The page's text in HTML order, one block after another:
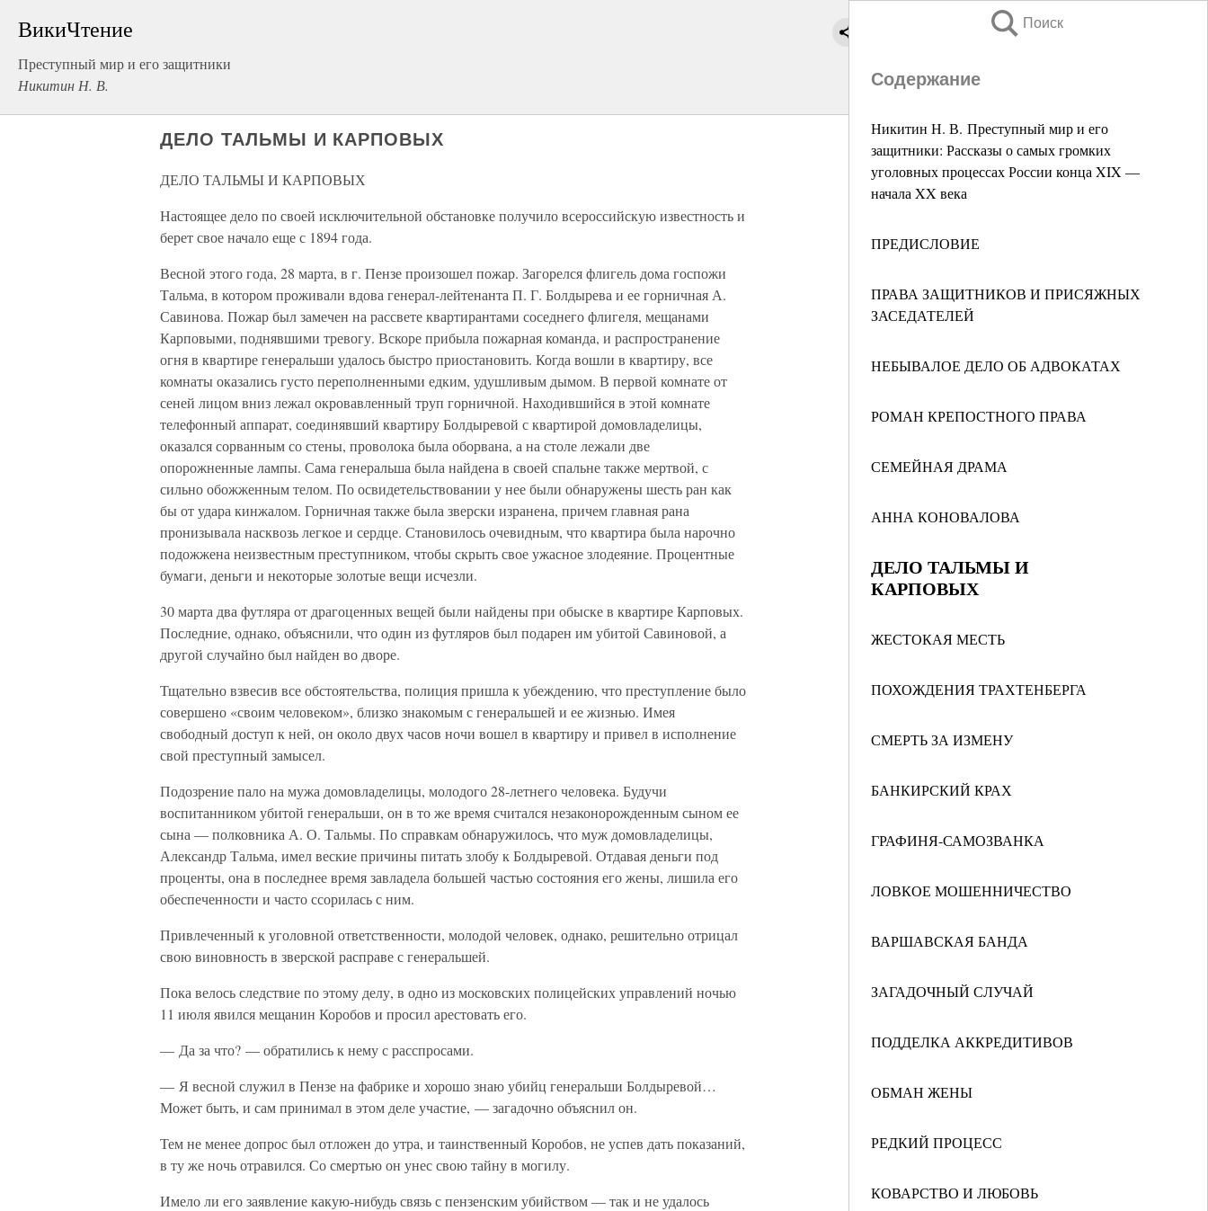
ВикиЧтение
Преступный мир и его защитники
Никитин Н. В.
Поиск
Содержание
Никитин Н. В. Преступный мир и его
защитники: Рассказы о самых громких
уголовных процессах России конца XIX —
начала XX века
ПРЕДИСЛОВИЕ
ПРАВА ЗАЩИТНИКОВ И ПРИСЯЖНЫХ
ЗАСЕДАТЕЛЕЙ
НЕБЫВАЛОЕ ДЕЛО ОБ АДВОКАТАХ
РОМАН КРЕПОСТНОГО ПРАВА
СЕМЕЙНАЯ ДРАМА
АННА КОНОВАЛОВА
ДЕЛО ТАЛЬМЫ И
КАРПОВЫХ
ЖЕСТОКАЯ МЕСТЬ
ПОХОЖДЕНИЯ ТРАХТЕНБЕРГА
СМЕРТЬ ЗА ИЗМЕНУ
БАНКИРСКИЙ КРАХ
ГРАФИНЯ-САМОЗВАНКА
ЛОВКОЕ МОШЕННИЧЕСТВО
ВАРШАВСКАЯ БАНДА
ЗАГАДОЧНЫЙ СЛУЧАЙ
ПОДДЕЛКА АККРЕДИТИВОВ
ОБМАН ЖЕНЫ
РЕДКИЙ ПРОЦЕСС
КОВАРСТВО И ЛЮБОВЬ
ДЕЛО ТАЛЬМЫ И КАРПОВЫХ
ДЕЛО ТАЛЬМЫ И КАРПОВЫХ
Настоящее дело по своей исключительной обстановке получило всероссийскую известность и
берет свое начало еще с 1894 года.
Весной этого года, 28 марта, в г. Пензе произошел пожар. Загорелся флигель дома госпожи
Тальма, в котором проживали вдова генерал-лейтенанта П. Г. Болдырева и ее горничная А.
Савинова. Пожар был замечен на рассвете квартирантами соседнего флигеля, мещанами
Карповыми, поднявшими тревогу. Вскоре прибыла пожарная команда, и распространение
огня в квартире генеральши удалось быстро приостановить. Когда вошли в квартиру, все
комнаты оказались густо переполненными едким, удушливым дымом. В первой комнате от
сеней лицом вниз лежал окровавленный труп горничной. Находившийся в этой комнате
телефонный аппарат, соединявший квартиру Болдыревой с квартирой домовладелицы,
оказался сорванным со стены, проволока была оборвана, а на столе лежали две
опорожненные лампы. Сама генеральша была найдена в своей спальне также мертвой, с
сильно обожженным телом. По освидетельствовании у нее были обнаружены шесть ран как
бы от удара кинжалом. Горничная также была зверски изранена, причем главная рана
пронизывала насквозь легкое и сердце. Становилось очевидным, что квартира была нарочно
подожжена неизвестным преступником, чтобы скрыть свое ужасное злодеяние. Процентные
бумаги, деньги и некоторые золотые вещи исчезли.
30 марта два футляра от драгоценных вещей были найдены при обыске в квартире Карповых.
Последние, однако, объяснили, что один из футляров был подарен им убитой Савиновой, а
другой случайно был найден во дворе.
Тщательно взвесив все обстоятельства, полиция пришла к убеждению, что преступление было
совершено «своим человеком», близко знакомым с генеральшей и ее жизнью. Имея
свободный доступ к ней, он около двух часов ночи вошел в квартиру и привел в исполнение
свой преступный замысел.
Подозрение пало на мужа домовладелицы, молодого 28-летнего человека. Будучи
воспитанником убитой генеральши, он в то же время считался незаконорожденным сыном ее
сына — полковника А. О. Тальмы. По справкам обнаружилось, что муж домовладелицы,
Александр Тальма, имел веские причины питать злобу к Болдыревой. Отдавая деньги под
проценты, она в последнее время завладела большей частью состояния его жены, лишила его
обеспеченности и часто ссорилась с ним.
Привлеченный к уголовной ответственности, молодой человек, однако, решительно отрицал
свою виновность в зверской расправе с генеральшей.
Пока велось следствие по этому делу, в одно из московских полицейских управлений ночью
11 июля явился мещанин Коробов и просил арестовать его.
— Да за что? — обратились к нему с расспросами.
— Я весной служил в Пензе на фабрике и хорошо знаю убийц генеральши Болдыревой…
Может быть, и сам принимал в этом деле участие, — загадочно объяснил он.
Тем не менее допрос был отложен до утра, и таинственный Коробов, не успев дать показаний,
в ту же ночь отравился. Со смертью он унес свою тайну в могилу.
Имело ли его заявление какую-нибудь связь с пензенским убийством — так и не удалось